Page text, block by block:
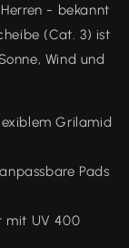
- bekannt
(Cat. 3) ist
Wind und
Grilamid
Pads
mit UV 400